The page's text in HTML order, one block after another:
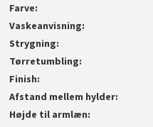
Farve
Vaskeanvisning
Strygning
Tørretumbling
Finish
Afstand mellem hylder
Højde til armlæn